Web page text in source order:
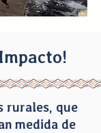
rurales, que
medida de